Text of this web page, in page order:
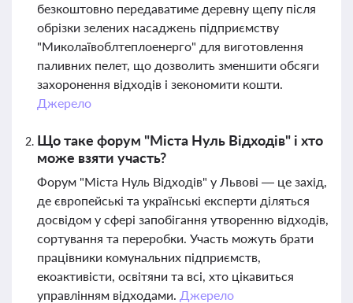
безкоштовно передаватиме деревну щепу після
обрізки зелених насаджень підприємству
"Миколаївоблтеплоенерго" для виготовлення
паливних пелет, що дозволить зменшити обсяги
захоронення відходів і зекономити кошти.
Джерело
Що таке форум "Міста Нуль Відходів" і хто
може взяти участь?
Форум "Міста Нуль Відходів" у Львові — це захід,
де європейські та українські експерти діляться
досвідом у сфері запобігання утворенню відходів,
сортування та переробки. Участь можуть брати
працівники комунальних підприємств,
екоактивісти, освітяни та всі, хто цікавиться
управлінням відходами. Джерело